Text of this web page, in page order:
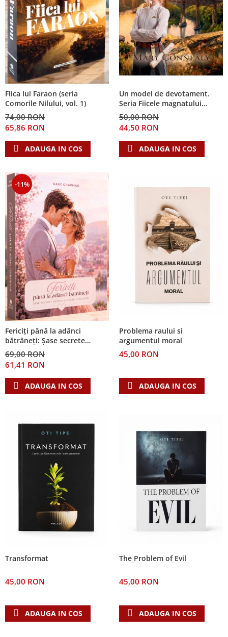
Fiica lui Faraon (seria
Comorile Nilului, vol. 1)
74,00 RON
65,86 RON
ADAUGA IN COS
Un model de devotament.
Seria Fiicele magnatului
forestier 3
50,00 RON
44,50 RON
ADAUGA IN COS
-11%
Fericiți până la adânci
bătrâneți: Șase secrete
pentru o căsnicie reușită
69,00 RON
61,41 RON
ADAUGA IN COS
Problema raului si
argumentul moral
45,00 RON
ADAUGA IN COS
Transformat
45,00 RON
ADAUGA IN COS
The Problem of Evil
45,00 RON
ADAUGA IN COS